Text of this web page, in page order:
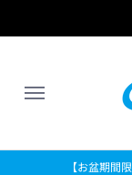
【お盆期間